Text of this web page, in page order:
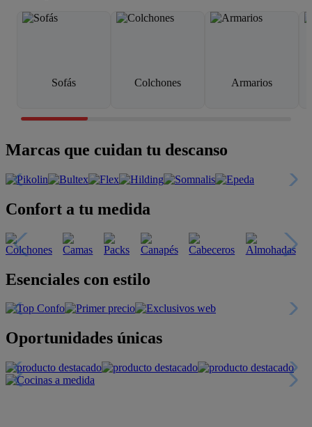
Sofás Colchones Armarios
Marcas que cuidan tu descanso
Confort a tu medida
Esenciales con estilo
Oportunidades únicas